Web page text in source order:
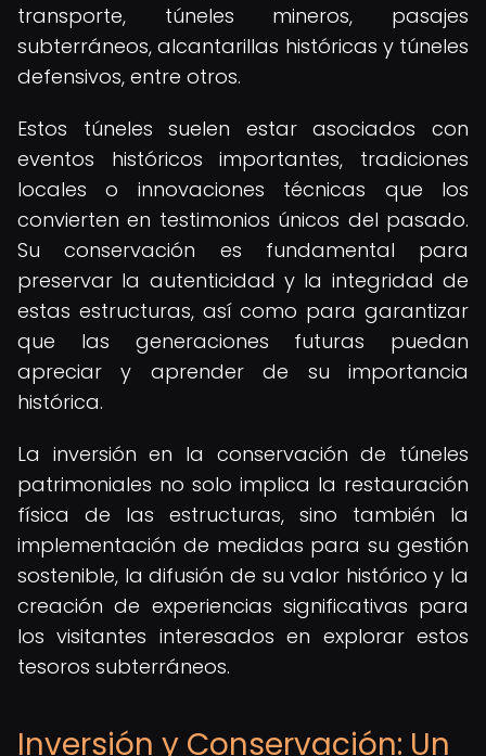
transporte, túneles mineros, pasajes
subterráneos, alcantarillas históricas y túneles
defensivos, entre otros.
Estos túneles suelen estar asociados con
eventos históricos importantes, tradiciones
locales o innovaciones técnicas que los
convierten en testimonios únicos del pasado.
Su conservación es fundamental para
preservar la autenticidad y la integridad de
estas estructuras, así como para garantizar
que las generaciones futuras puedan
apreciar y aprender de su importancia
histórica.
La inversión en la conservación de túneles
patrimoniales no solo implica la restauración
física de las estructuras, sino también la
implementación de medidas para su gestión
sostenible, la difusión de su valor histórico y la
creación de experiencias significativas para
los visitantes interesados en explorar estos
tesoros subterráneos.
Inversión y Conservación: Un